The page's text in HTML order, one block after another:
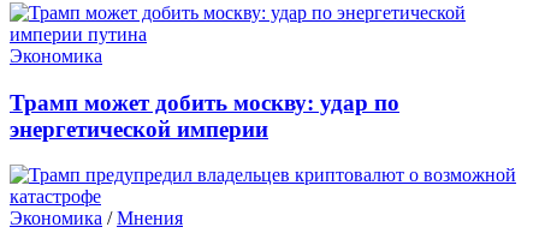
Экономика
Трамп может добить москву: удар по
энергетической империи
Экономика /Мнения